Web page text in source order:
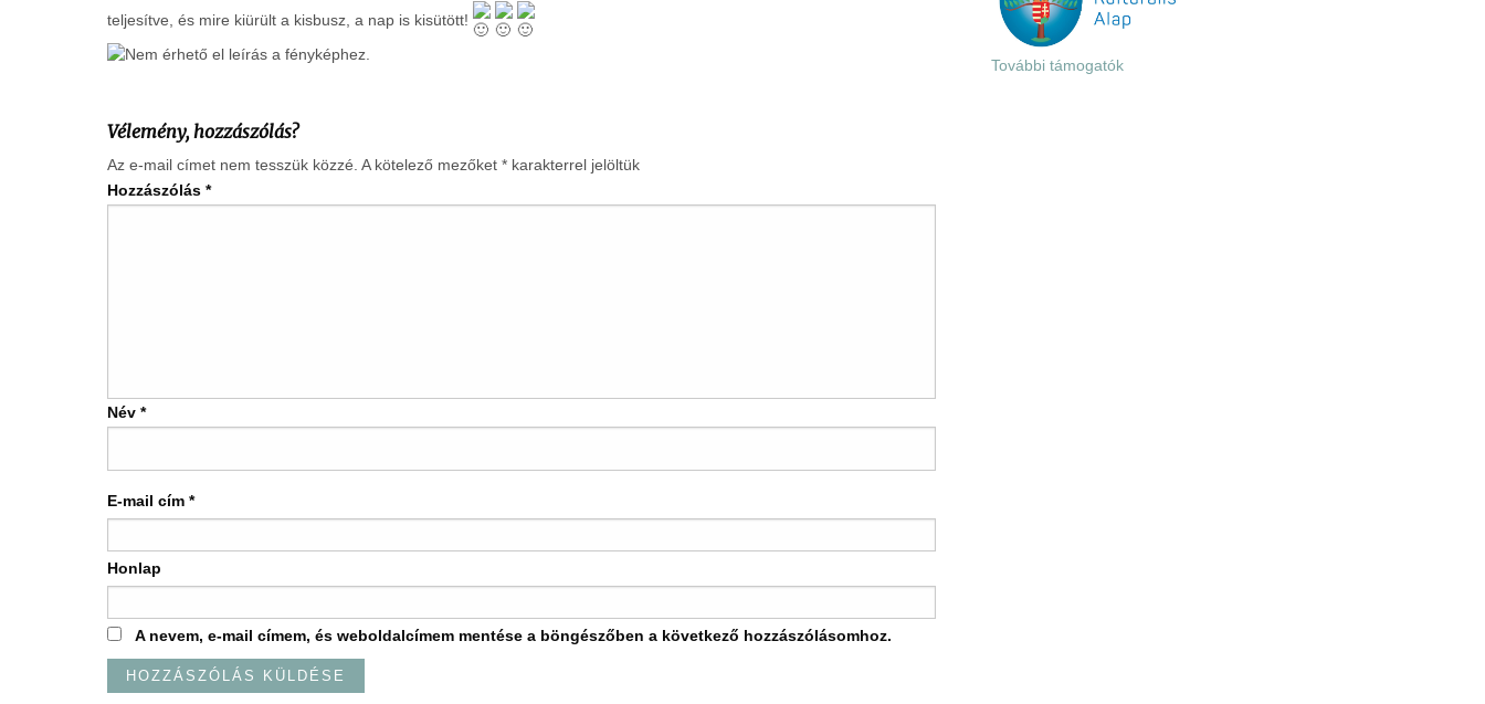
teljesítve, és mire kiürült a kisbusz, a nap is kisütött!
Vélemény, hozzászólás?
Az e-mail címet nem tesszük közzé. A kötelező mezőket * karakterrel jelöltük
Hozzászólás *
Név *
E-mail cím *
Honlap
A nevem, e-mail címem, és weboldalcímem mentése a böngészőben a következő hozzászólásomhoz.
További támogatók